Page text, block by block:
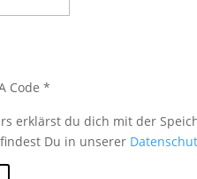
Code *
erklärst du dich mit der
Du in unserer